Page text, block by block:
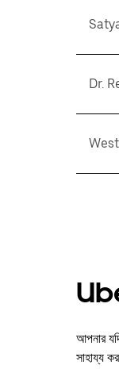
Dr.
আপনার
সাহায্য